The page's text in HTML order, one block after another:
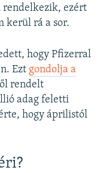
rendelkezik, ezért
kerül rá a sor.
hogy Pfizerral
Ezt gondolja a
rendelt
adag feletti
hogy áprilistól